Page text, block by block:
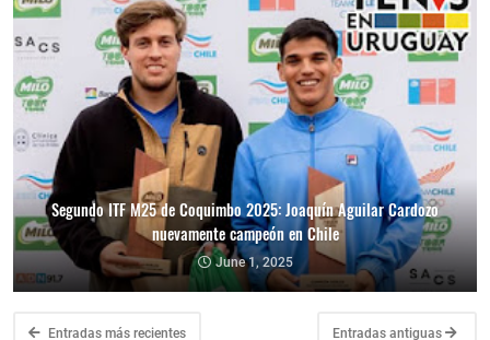
Segundo ITF M25 de Coquimbo 2025: Joaquín Aguilar Cardozo
nuevamente campeón en Chile
June 1, 2025
Entradas más recientes Entradas antiguas